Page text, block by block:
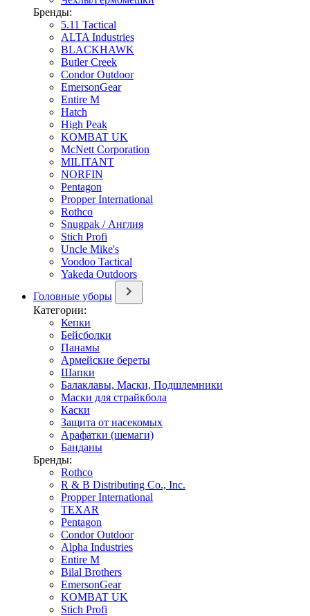
Бренды:
5.11 Tactical
ALTA Industries
BLACKHAWK
Butler Creek
Condor Outdoor
EmersonGear
Entire M
Hatch
High Peak
KOMBAT UK
McNett Corporation
MILITANT
NORFIN
Pentagon
Propper International
Rothco
Snugpak / Англия
Stich Profi
Uncle Mike's
Voodoo Tactical
Yakeda Outdoors
Головные уборы
Категории:
Кепки
Бейсболки
Панамы
Армейские береты
Шапки
Балаклавы, Маски, Подшлемники
Маски для страйкбола
Каски
Защита от насекомых
Арафатки (шемаги)
Банданы
Бренды:
Rothco
R & B Distributing Co., Inc.
Propper International
TEXAR
Pentagon
Condor Outdoor
Alpha Industries
Entire M
Bilal Brothers
EmersonGear
KOMBAT UK
Stich Profi